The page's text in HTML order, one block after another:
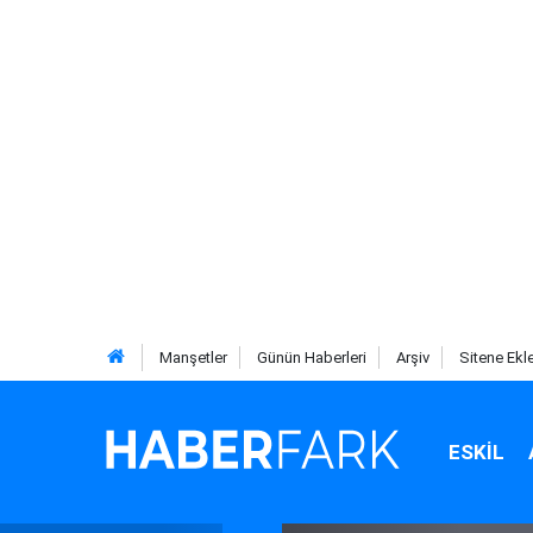
Manşetler Günün Haberleri Arşiv Sitene
ESKIL